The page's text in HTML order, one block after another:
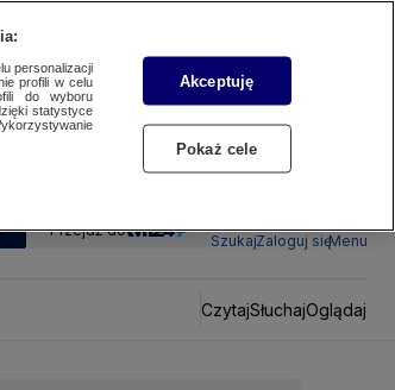
Przejdź do
SzukajZaloguj sięMenu
CzytajSłuchajOglądaj
personalizacji
profili w celu
do wyboru
statystyce
Akceptuję
Pokaż cele